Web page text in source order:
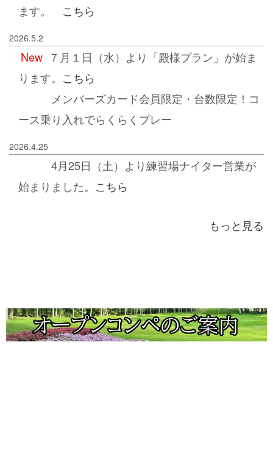
ます。 こちら
2026.5.2
New ７月１日（水）より「殿様プラン」が始ま
ります。 こちら
メンバーズカード会員限定・台数限定！コ
ース乗り入れでらくらくプレー
2026.4.25
4月25日（土）より練習場ナイター営業が
始まりました。 こちら
もっと見る